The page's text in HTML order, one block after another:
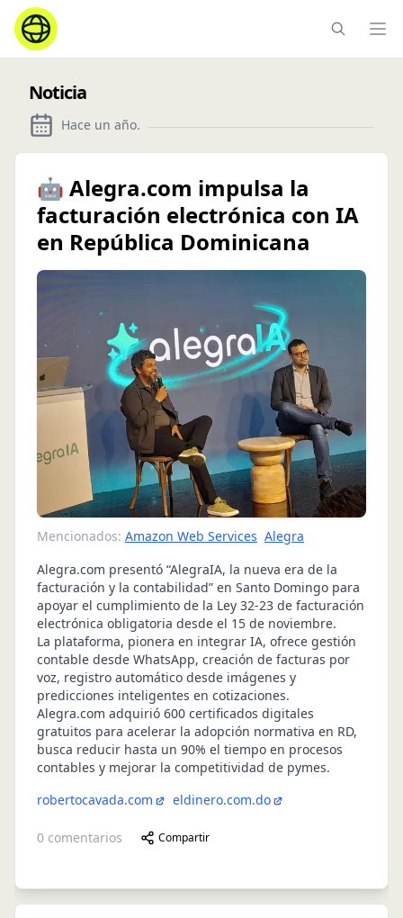
Noticia
Hace un año.
🤖 Alegra.com impulsa la
facturación electrónica con IA
en República Dominicana
Mencionados: Amazon Web Services Alegra
Alegra.com presentó “AlegraIA, la nueva era de la
facturación y la contabilidad” en Santo Domingo para
apoyar el cumplimiento de la Ley 32-23 de facturación
electrónica obligatoria desde el 15 de noviembre.
La plataforma, pionera en integrar IA, ofrece gestión
contable desde WhatsApp, creación de facturas por
voz, registro automático desde imágenes y
predicciones inteligentes en cotizaciones.
Alegra.com adquirió 600 certificados digitales
gratuitos para acelerar la adopción normativa en RD,
busca reducir hasta un 90% el tiempo en procesos
contables y mejorar la competitividad de pymes.
robertocavada.com
eldinero.com.do
0 comentarios Compartir